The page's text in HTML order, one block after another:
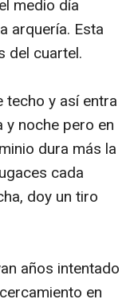
medio día
arquería. Esta
del cuartel.
techo y así entra
y noche pero en
dura más la
cada
doy un tiro
años intentado
en